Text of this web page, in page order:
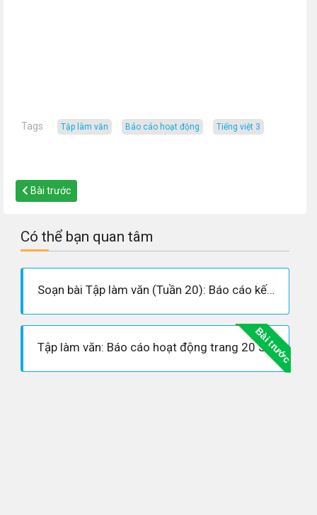
Tags tập làm văn báo cáo hoạt động tiếng việt 3
Bài trước
Có thể bạn quan tâm
Soạn bài Tập làm văn (Tuần 20): Báo cáo kết quả lao động - Soạn tiếng việt lớp 3
Bài trước
Tập làm văn: Báo cáo hoạt động trang 20 SGK Tiếng Việt 3 tập 2